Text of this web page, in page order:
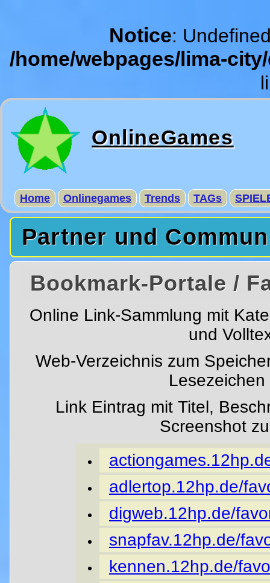
Notice:
/home/webpages/lima-
OnlineGames
Home Onlinegames Trends TAGs
Partner und
Bookmark-Portale /
Online Link-Sammlung mit
und
Web-Verzeichnis zum
Link Eintrag mit Titel,
Screenshot
adlertop.12hp.de/
digweb.12hp.de/
snapfav.12hp.de/
kennen.12hp.de/